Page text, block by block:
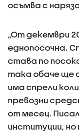
осъмва с
„От декември
еднопосочна.
става по
така обаче ще
има спрели
превозни
от месец.
институции,